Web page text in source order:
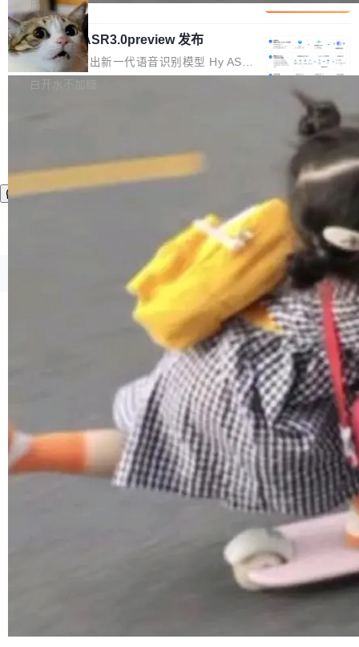
内涵与结构关联，导致开发者使用代码智能体在
理解大规模代码仓时面临显著"代码仓理解"瓶
颈。 代码仓深度理解服务（以下简称" CodeBas
e深度理解服务"）是华为云码道（CodeA...
移到B集群，王某都回复了"收到"。 他没有迁移
数据。2024年9月3日下午4点，他使用此前登录
的账号密码进入A集群，输入了一条被程序员圈
称为"删库跑路"的命令——最高管理员权限、无
的 Kimi K 系列和智谱的 GLM 都是长上下文、M
oE 架构的大模型，好用到让人上瘾，但 GPU 显
存永远不够用。 Cloudflare 的 Workers AI 团队
一直在跑这些模型的推理。他们在官方博客上发
整性保护。效果是：吞吐量提升 41%，每 token
成本降低 30%，精度不变。 FP8 省的不仅是显
存 KV cache 是推理时最吃显...
局
腾讯混元 Hy ASR3.0preview 发布
腾讯混元正式推出新一代语音识别模型 Hy ASR
3.0preview。基于最新一代大语言模型 Hy3 的
让语音识别不再只是听清，而是真正听懂。通过
先理解你的语境和意图，再把准确的文字直接给
到你。从“逐字转写、单点优化”演进为“理解语
境、兼容场景、一键直出”。 Hy ASR 3.0 previe
w 不要求标准普通话，方言识别覆盖粤语、吴语
等 10 大方言片区和 20 余个二级小片区。在开
源评测集中，Hy ASR 3.0 preview 在多语种的
白开水不加糖
©OSCHINA(OSChina.NET) 京ICP备2025119063号